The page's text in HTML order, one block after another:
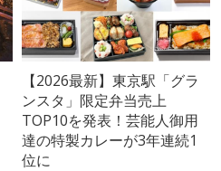
【2026最新】東京駅「グラ
ンスタ」限定弁当売上
TOP10を発表！芸能人御用
達の特製カレーが3年連続1
位に